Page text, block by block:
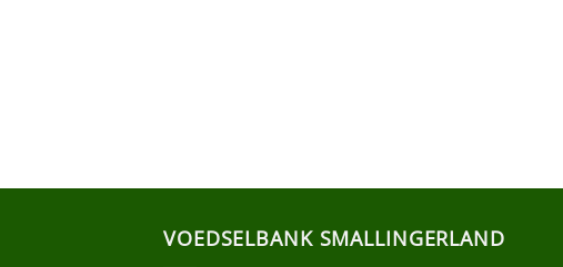
VOEDSELBANK SMALLINGERLAND